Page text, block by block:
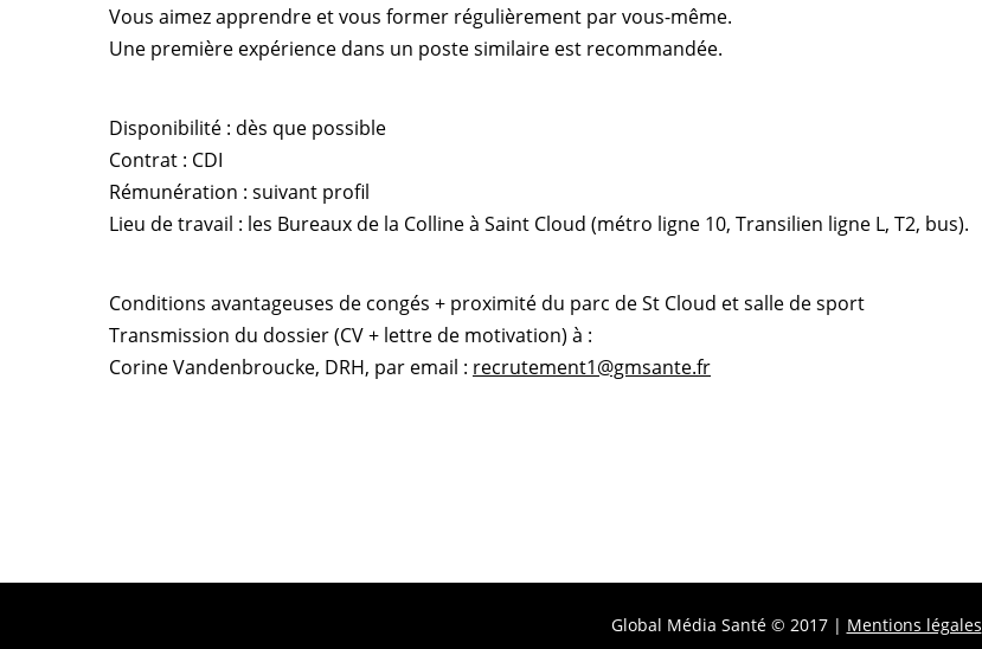
Vous aimez apprendre et vous former régulièrement par vous-même.
Une première expérience dans un poste similaire est recommandée.
Disponibilité : dès que possible
Contrat : CDI
Rémunération : suivant profil
Lieu de travail : les Bureaux de la Colline à Saint Cloud (métro ligne 10, Transilien ligne L, T2, bus).
Conditions avantageuses de congés + proximité du parc de St Cloud et salle de sport
Transmission du dossier (CV + lettre de motivation) à :
Corine Vandenbroucke, DRH, par email : recrutement1@gmsante.fr
Global Média Santé © 2017 | Mentions légales